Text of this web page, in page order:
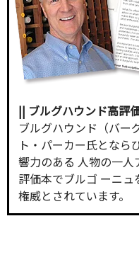
|| ブルグハウンド高評価
ブルグハウンド（バー
ト・パーカー氏となら
響力のある 人物の一
評価本でブルゴ ーニ
権威とされています。